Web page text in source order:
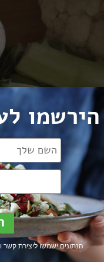
הירשמו
הנתונים ישמשו ליצירת